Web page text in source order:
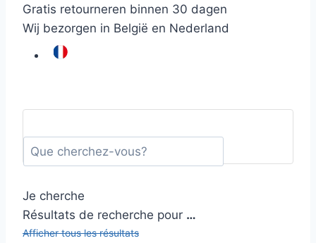
Gratis retourneren binnen 30 dagen
Wij bezorgen in België en Nederland
Je cherche
Résultats de recherche pour …
Afficher tous les résultats